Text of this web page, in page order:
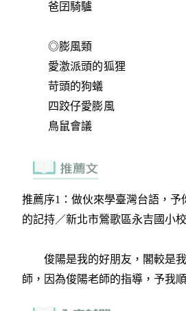
爸囝騎驢
◎膨風類
愛激派頭的狐狸
苛頭的狗蟻
四跤仔愛膨風
鳥鼠會議